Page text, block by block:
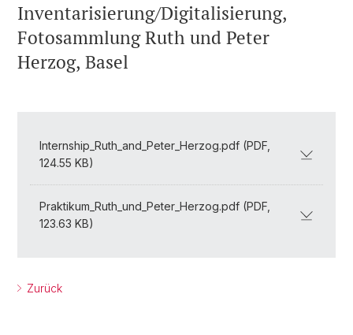
Inventarisierung/Digitalisierung,
Fotosammlung Ruth und Peter
Herzog, Basel
Internship_Ruth_and_Peter_Herzog.pdf (PDF,
124.55 KB)
Praktikum_Ruth_und_Peter_Herzog.pdf (PDF,
123.63 KB)
Zurück